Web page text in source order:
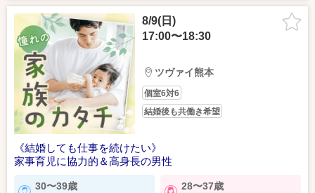
8/9(日)
17:00〜18:30
ツヴァイ熊本
個室6対6
結婚後も共働き希望
《結婚しても仕事を続けたい》
家事育児に協力的＆高身長の男性
30〜39歳 28〜37歳